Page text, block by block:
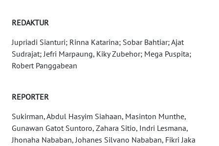
REDAKTUR
Jupriadi Sianturi; Rinna Katarina; Sobar Bahtiar; Ajat
Sudrajat; Jefri Marpaung, Kiky Zubehor; Mega Puspita;
Robert Panggabean
REPORTER
Sukirman, Abdul Hasyim Siahaan, Masinton Munthe,
Gunawan Gatot Suntoro, Zahara Sitio, Indri Lesmana,
Jhonaha Nababan, Johanes Silvano Nababan, Fikri Jaka
BARAT
WN
RIAU
SERAMBI
WN
JAMBI